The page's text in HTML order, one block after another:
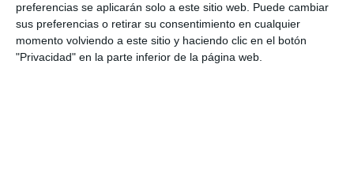
preferencias se aplicarán solo a este sitio web. Puede cambiar
sus preferencias o retirar su consentimiento en cualquier
momento volviendo a este sitio y haciendo clic en el botón
"Privacidad" en la parte inferior de la página web.